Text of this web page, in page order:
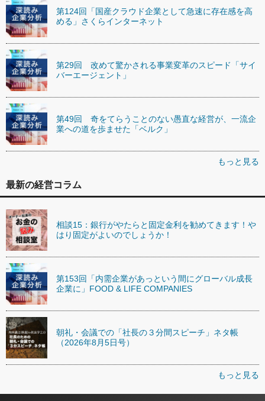
第124回「国産クラウド企業として急速に存在感を高
める」さくらインターネット
第29回 改めて驚かされる事業変革のスピード「サイ
バーエージェント」
第49回 奇をてらうことのない愚直な経営が、一流企
業への道を歩ませた「ベルク」
もっと見る
最新の経営コラム
相談15：銀行がやたらと固定金利を勧めてきます！や
はり固定がよいのでしょうか！
第153回「内需企業があっという間にグローバル成長
企業に」FOOD & LIFE COMPANIES
朝礼・会議での「社長の３分間スピーチ」ネタ帳
（2026年8月5日号）
もっと見る